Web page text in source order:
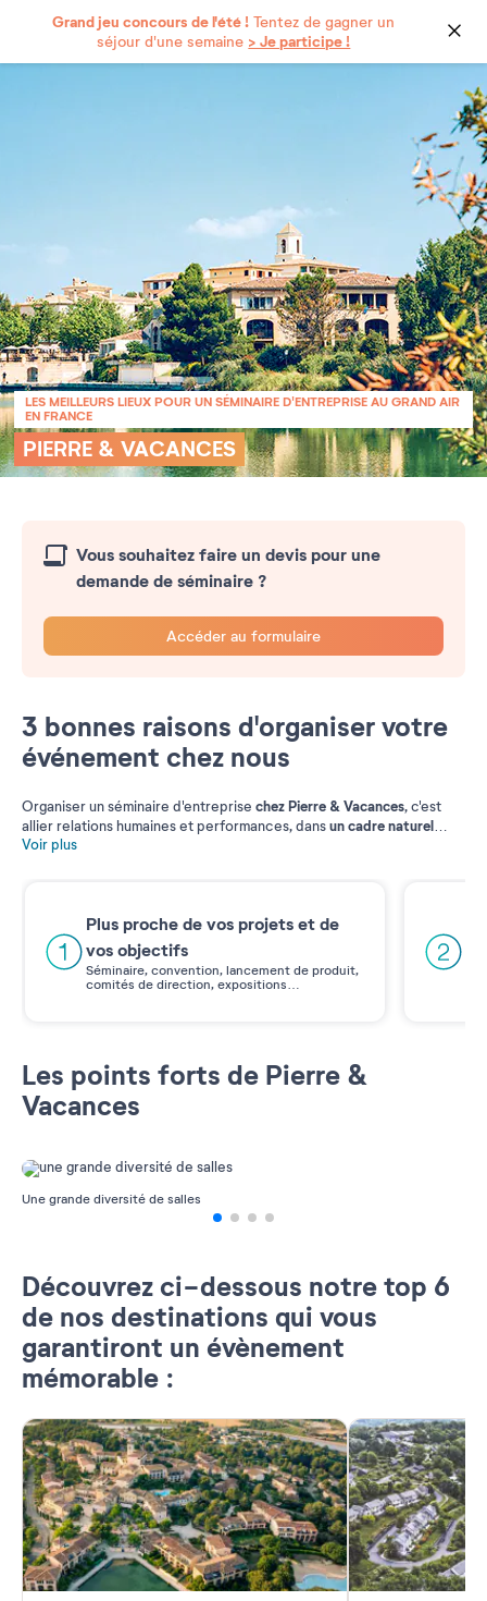
Grand jeu concours de l'été ! Tentez de gagner un
séjour d'une semaine > Je participe !
LES MEILLEURS LIEUX POUR UN SÉMINAIRE D'ENTREPRISE AU GRAND AIR
EN FRANCE
PIERRE & VACANCES
Vous souhaitez faire un devis pour une
demande de séminaire ?
Accéder au formulaire
3 bonnes raisons d'organiser votre
événement chez nous
Organiser un séminaire d'entreprise chez Pierre & Vacances, c'est
allier relations humaines et performances, dansun cadre naturel
idéal et dépaysant, dans les plus belles régions de France et
offre est adaptée à toutes vos exigences à la campagne, à la
montagne et au bord de la mer.
Voir plus
Plus proche de vos projets et de
vos objectifs
Séminaire, convention, lancement de produit,
comités de direction, expositions…
Les points forts de Pierre &
Vacances
Une grande diversité de salles
Découvrez ci-dessous notre top 6
de nos destinations qui vous
garantiront un évènement
mémorable :